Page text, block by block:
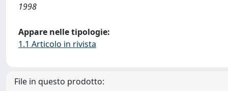
1998
Appare nelle tipologie:
1.1 Articolo in rivista
File in questo prodotto: